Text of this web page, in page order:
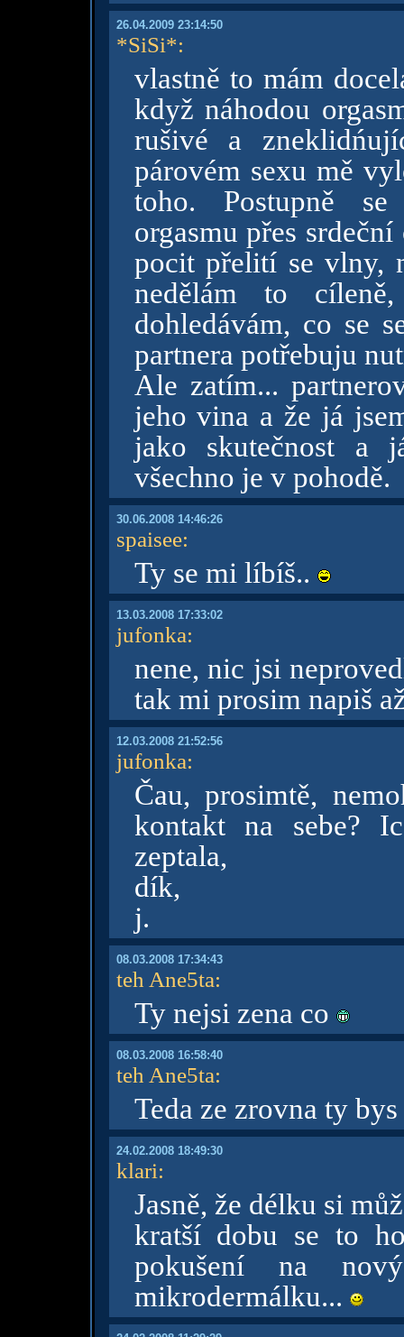
26.04.2009 23:14:50
*SiSi*:
vlastně to mám
když náhodou
rušivé a
párovém sexu mě
toho. Postupně
orgasmu přes
pocit přelití se vlny,
nedělám to
dohledávám, co se
partnera potřebuju
Ale zatím...
jeho vina a že já
jako skutečnost a
všechno je v pohodě.
30.06.2008 14:46:26
spaisee:
Ty se mi líbíš..
13.03.2008 17:33:02
jufonka:
nene, nic jsi
tak mi prosim napiš
12.03.2008 21:52:56
jufonka:
Čau, prosimtě,
kontakt na sebe?
zeptala,
dík,
j.
08.03.2008 17:34:43
teh Ane5ta:
Ty nejsi zena co
08.03.2008 16:58:40
teh Ane5ta:
Teda ze zrovna ty
24.02.2008 18:49:30
klari:
Jasně, že délku si
kratší dobu se to
pokušení na
mikrodermálku...